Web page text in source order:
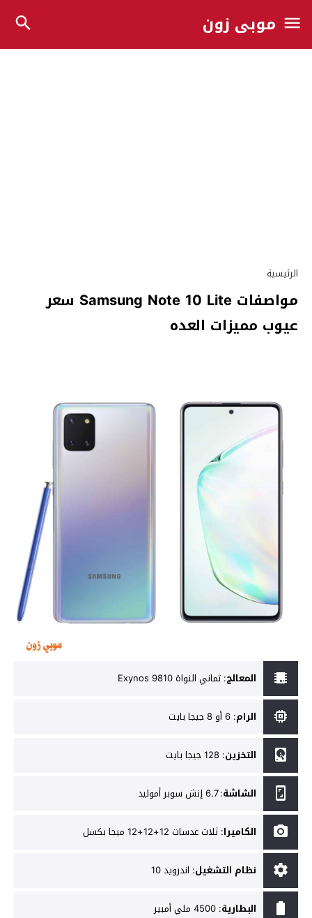
موبي زون
الرئيسية
مواصفات Samsung Note 10 Lite سعر
عيوب مميزات العده
المعالج: ثماني النواة Exynos 9810
الرام: 6 أو 8 جيجا بايت
التخزين: 128 جيجا بايت
الشاشة:6.7 إنش سوبر أموليد
الكاميرا: ثلاث عدسات 12+12+12 ميجا بكسل
نظام التشغيل: اندرويد 10
البطارية: 4500 ملي أمبير